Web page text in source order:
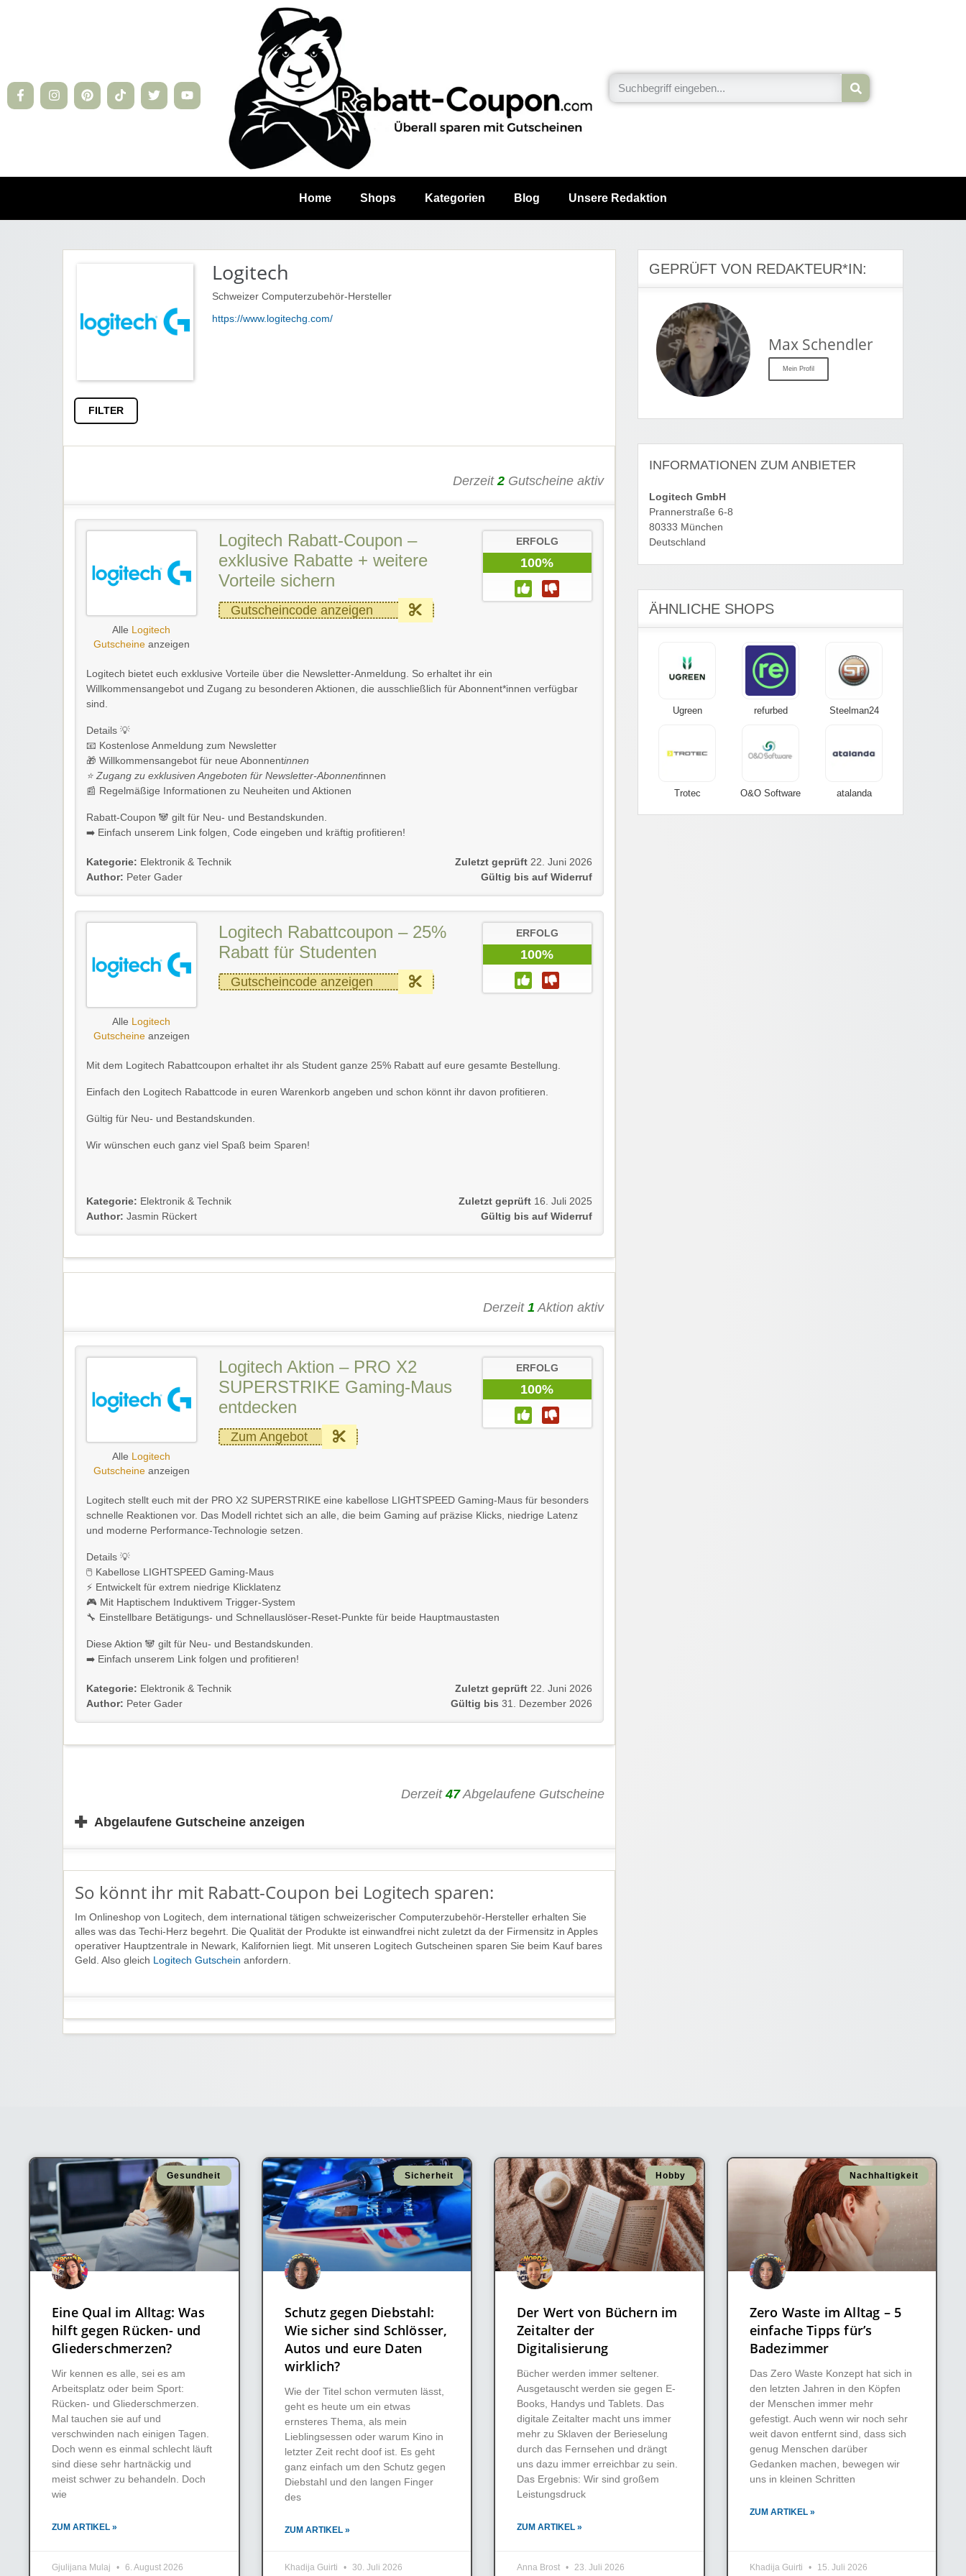
Home Shops Kategorien Blog Unsere Redaktion
Logitech
Schweizer Computerzubehör-Hersteller
https://www.logitechg.com/
FILTER
Derzeit2 Gutscheine aktiv
Alle Logitech
Gutscheineanzeigen
Logitech Rabatt-Coupon –
exklusive Rabatte + weitere
Vorteile sichern
Gutscheincode anzeigen
ERFOLG
100%
Logitech bietet euch exklusive Vorteile über die Newsletter-Anmeldung. So erhaltet ihr ein
Willkommensangebot und Zugang zu besonderen Aktionen, die ausschließlich für Abonnent*innen verfügbar
sind.
Details 💡
📧 Kostenlose Anmeldung zum Newsletter
🎁 Willkommensangebot für neue Abonnentinnen
⭐ Zugang zu exklusiven Angeboten für Newsletter-Abonnentinnen
📰 Regelmäßige Informationen zu Neuheiten und Aktionen
Rabatt-Coupon 🐼 gilt für Neu- und Bestandskunden.
➡️ Einfach unserem Link folgen, Code eingeben und kräftig profitieren!
Kategorie: Elektronik & Technik
Author: Peter Gader
Zuletzt geprüft 22. Juni 2026
Gültig bis auf Widerruf
Alle
Logitech
Gutscheineanzeigen
Logitech Rabattcoupon – 25%
Rabatt für Studenten
Gutscheincode anzeigen
ERFOLG
100%
Mit dem Logitech Rabattcoupon erhaltet ihr als Student ganze 25% Rabatt auf eure gesamte Bestellung.
Einfach den Logitech Rabattcode in euren Warenkorb angeben und schon könnt ihr davon profitieren.
Gültig für Neu- und Bestandskunden.
Wir wünschen euch ganz viel Spaß beim Sparen!
Kategorie: Elektronik & Technik
Author: Jasmin Rückert
Zuletzt geprüft 16. Juli 2025
Gültig bis auf Widerruf
Derzeit 1 Aktion aktiv
Alle
Logitech
Gutscheineanzeigen
Logitech Aktion – PRO X2
SUPERSTRIKE Gaming-Maus
entdecken
Zum Angebot
ERFOLG
100%
Logitech stellt euch mit der PRO X2 SUPERSTRIKE eine kabellose LIGHTSPEED Gaming-Maus für besonders
schnelle Reaktionen vor. Das Modell richtet sich an alle, die beim Gaming auf präzise Klicks, niedrige Latenz
und moderne Performance-Technologie setzen.
Details 💡
🖱️ Kabellose LIGHTSPEED Gaming-Maus
⚡ Entwickelt für extrem niedrige Klicklatenz
🎮 Mit Haptischem Induktivem Trigger-System
🔧 Einstellbare Betätigungs- und Schnellauslöser-Reset-Punkte für beide Hauptmaustasten
Diese Aktion 🐼 gilt für Neu- und Bestandskunden.
➡️ Einfach unserem Link folgen und profitieren!
Kategorie: Elektronik & Technik
Author: Peter Gader
Zuletzt geprüft 22. Juni 2026
Gültig bis 31. Dezember 2026
Derzeit47Abgelaufene Gutscheine
✚ Abgelaufene Gutscheine anzeigen
So könnt ihr mit Rabatt-Coupon bei Logitech sparen:
Im Onlineshop von Logitech, dem international tätigen schweizerischer Computerzubehör-Hersteller erhalten Sie
alles was das Techi-Herz begehrt. Die Qualität der Produkte ist einwandfrei nicht zuletzt da der Firmensitz in Apples
operativer Hauptzentrale in Newark, Kalifornien liegt. Mit unseren Logitech Gutscheinen sparen Sie beim Kauf bares
Geld. Also gleich
Logitech Gutschein anfordern.
GEPRÜFT VON REDAKTEUR*IN:
Max Schendler
Mein Profil
INFORMATIONEN ZUM ANBIETER
Logitech GmbH
Prannerstraße 6-8
80333 München
Deutschland
ÄHNLICHE SHOPS
Ugreen refurbed Steelman24
Trotec O&O Software atalanda
Gesundheit
Eine Qual im Alltag: Was
hilft gegen Rücken- und
Gliederschmerzen?
Wir kennen es alle, sei es am
Arbeitsplatz oder beim Sport:
Rücken- und Gliederschmerzen.
Mal tauchen sie auf und
verschwinden nach einigen Tagen.
Doch wenn es einmal schlecht läuft
sind diese sehr hartnäckig und
meist schwer zu behandeln. Doch
wie
ZUM ARTIKEL »
Gjulijana Mulaj 6. August 2026
Sicherheit
Schutz gegen Diebstahl:
Wie sicher sind Schlösser,
Autos und eure Daten
wirklich?
Wie der Titel schon vermuten lässt,
geht es heute um ein etwas
ernsteres Thema, als mein
Lieblingsessen oder warum Kino in
letzter Zeit recht doof ist. Es geht
ganz einfach um den Schutz gegen
Diebstahl und den langen Finger
des
ZUM ARTIKEL »
Khadija Guirti 30. Juli 2026
Hobby
Der Wert von Büchern im
Zeitalter der
Digitalisierung
Bücher werden immer seltener.
Ausgetauscht werden sie gegen E-
Books, Handys und Tablets. Das
digitale Zeitalter macht uns immer
mehr zu Sklaven der Berieselung
durch das Fernsehen und drängt
uns dazu immer erreichbar zu sein.
Das Ergebnis: Wir sind großem
Leistungsdruck
ZUM ARTIKEL »
Anna Brost 23. Juli 2026
Nachhaltigkeit
Zero Waste im Alltag – 5
einfache Tipps für’s
Badezimmer
Das Zero Waste Konzept hat sich in
den letzten Jahren in den Köpfen
der Menschen immer mehr
gefestigt. Auch wenn wir noch sehr
weit davon entfernt sind, dass sich
genug Menschen darüber
Gedanken machen, bewegen wir
uns in kleinen Schritten
ZUM ARTIKEL »
Khadija Guirti 15. Juli 2026